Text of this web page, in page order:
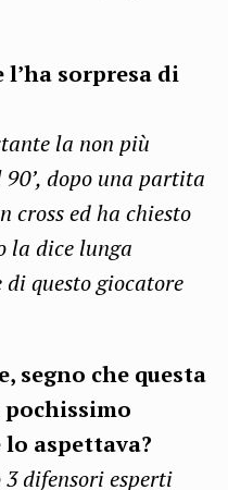
sorpresa di
la non più
dopo una partita
cross ed ha chiesto
la dice lunga
questo giocatore
segno che questa
lo aspettava?
3 difensori esperti